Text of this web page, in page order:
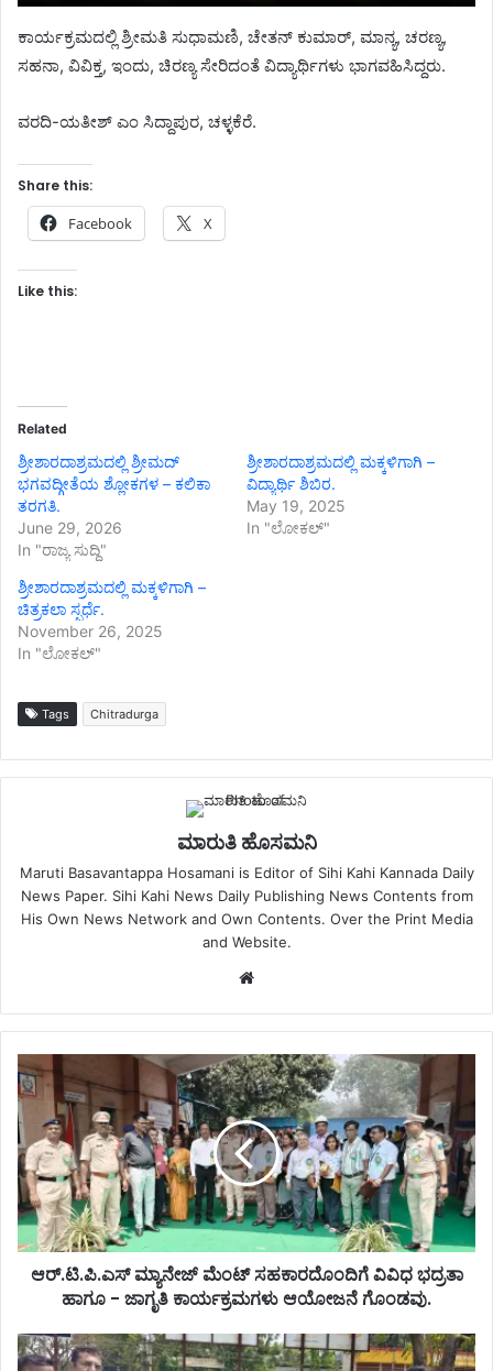
ಕಾರ್ಯಕ್ರಮದಲ್ಲಿ ಶ್ರೀಮತಿ ಸುಧಾಮಣಿ, ಚೇತನ್ ಕುಮಾರ್, ಮಾನ್ಯ, ಚರಣ್ಯ,
ಸಹನಾ, ವಿವಿಕ್ತ, ಇಂದು, ಚಿರಣ್ಯ ಸೇರಿದಂತೆ ವಿದ್ಯಾರ್ಥಿಗಳು ಭಾಗವಹಿಸಿದ್ದರು‌.
ವರದಿ-ಯತೀಶ್ ಎಂ ಸಿದ್ದಾಪುರ, ಚಳ್ಳಕೆರೆ.
Share this:
Facebook X
Like this:
Related
ಶ್ರೀಶಾರದಾಶ್ರಮದಲ್ಲಿ ಶ್ರೀಮದ್
ಭಗವದ್ಗೀತೆಯ ಶ್ಲೋಕಗಳ – ಕಲಿಕಾ
ತರಗತಿ.
June 29, 2026
In "ರಾಜ್ಯ ಸುದ್ದಿ"
ಶ್ರೀಶಾರದಾಶ್ರಮದಲ್ಲಿ ಮಕ್ಕಳಿಗಾಗಿ –
ವಿದ್ಯಾರ್ಥಿ ಶಿಬಿರ.
May 19, 2025
In "ಲೋಕಲ್"
ಶ್ರೀಶಾರದಾಶ್ರಮದಲ್ಲಿ ಮಕ್ಕಳಿಗಾಗಿ –
ಚಿತ್ರಕಲಾ ಸ್ಪರ್ಧೆ.
November 26, 2025
In "ಲೋಕಲ್"
Tags Chitradurga
ಮಾರುತಿ ಹೊಸಮನಿ
Maruti Basavantappa Hosamani is Editor of Sihi Kahi Kannada Daily
News Paper. Sihi Kahi News Daily Publishing News Contents from
His Own News Network and Own Contents. Over the Print Media
and Website.
Website
ಆರ್.ಟಿ.ಪಿ.ಎಸ್ ಮ್ಯಾನೇಜ್ ಮೆಂಟ್ ಸಹಕಾರದೊಂದಿಗೆ ವಿವಿಧ ಭದ್ರತಾ
ಹಾಗೂ - ಜಾಗೃತಿ ಕಾರ್ಯಕ್ರಮಗಳು ಆಯೋಜನೆ ಗೊಂಡವು.